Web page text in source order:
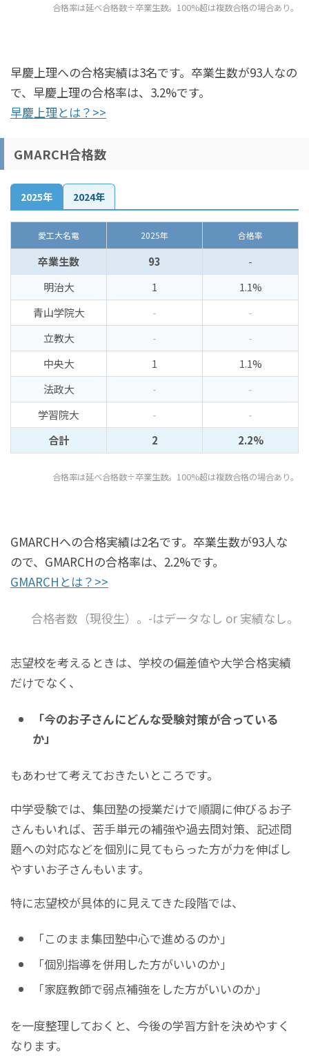
合格率は延べ合格数÷卒業生数。100%超は複数合格の場合あり。
早慶上理への合格実績は3名です。卒業生数が93人なの
で、早慶上理の合格率は、3.2%です。
早慶上理とは？>>
GMARCH合格数
2025年 2024年
愛工大名電 2025年 合格率
卒業生数 93
-
明治大
1
1.1%
青山学院大
-
-
立教大
-
-
中央大
1
1.1%
法政大
-
-
学習院大
-
-
合計
2 2.2%
合格率は延べ合格数÷卒業生数。100%超は複数合格の場合あり。
GMARCHへの合格実績は2名です。卒業生数が93人な
ので、GMARCHの合格率は、2.2%です。
GMARCHとは？>>
合格者数（現役生）。-はデータなし or 実績なし。
志望校を考えるときは、学校の偏差値や大学合格実績
だけでなく、
「今のお子さんにどんな受験対策が合っている
か」
もあわせて考えておきたいところです。
中学受験では、集団塾の授業だけで順調に伸びるお子
さんもいれば、苦手単元の補強や過去問対策、記述問
題への対応などを個別に見てもらった方が力を伸ばし
やすいお子さんもいます。
特に志望校が具体的に見えてきた段階では、
「このまま集団塾中心で進めるのか」
「個別指導を併用した方がいいのか」
「家庭教師で弱点補強をした方がいいのか」
を一度整理しておくと、今後の学習方針を決めやすく
なります。